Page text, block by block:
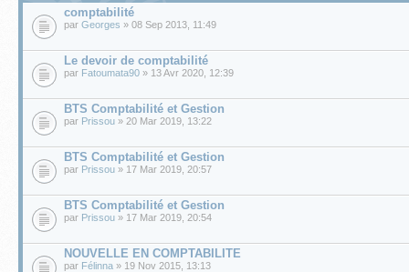
comptabilité
par Georges » 08 Sep 2013, 11:49
Le devoir de comptabilité
par Fatoumata90 » 13 Avr 2020, 12:39
BTS Comptabilité et Gestion
par Prissou » 20 Mar 2019, 13:22
BTS Comptabilité et Gestion
par Prissou » 17 Mar 2019, 20:57
BTS Comptabilité et Gestion
par Prissou » 17 Mar 2019, 20:54
NOUVELLE EN COMPTABILITE
par Félinna » 19 Nov 2015, 13:13